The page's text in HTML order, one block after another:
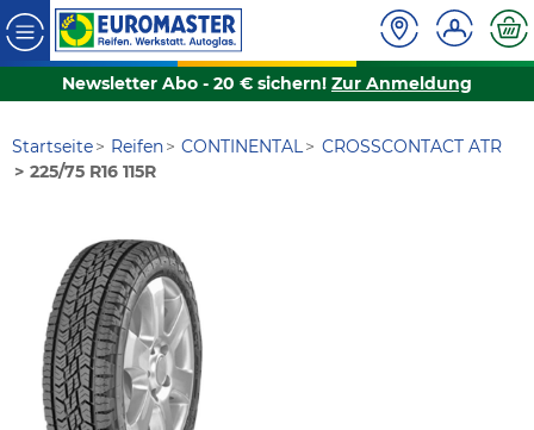
Newsletter Abo - 20 € sichern! Zur Anmeldung
Startseite Reifen CONTINENTAL
CROSSCONTACT ATR
225/75 R16 115R